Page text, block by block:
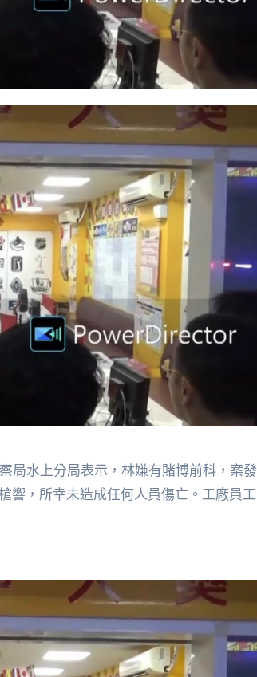
局水上分局表示，林嫌有賭博前科，案發
響，所幸未造成任何人員傷亡。工廠員工